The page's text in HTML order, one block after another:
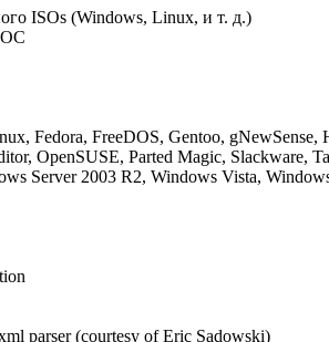
ISOs (Windows, Linux, и т. д.)
ОС
Fedora, FreeDOS, Gentoo, gNewSense,
OpenSUSE, Parted Magic, Slackware,
Server 2003 R2, Windows Vista,
parser (courtesy of Eric Sadowski)